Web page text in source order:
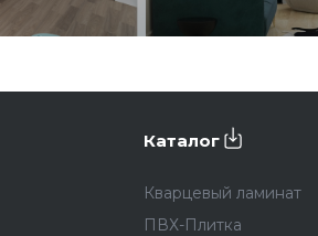
Каталог
Кварцевый ламинат
ПВХ-Плитка